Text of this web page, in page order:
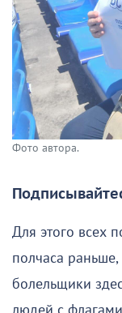
Фото автора.
Для этого всех
полчаса
болельщики